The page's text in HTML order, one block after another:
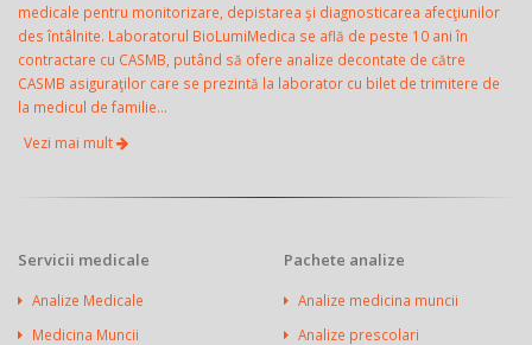
medicale pentru monitorizare, depistarea şi diagnosticarea afecţiunilor
des întâlnite. Laboratorul BioLumiMedica se află de peste 10 ani în
contractare cu CASMB, putând să ofere analize decontate de către
CASMB asiguraţilor care se prezintă la laborator cu bilet de trimitere de
la medicul de familie...
Vezi mai mult
Servicii medicale
Analize Medicale
Medicina Muncii
Pachete analize
Analize medicina muncii
Analize prescolari